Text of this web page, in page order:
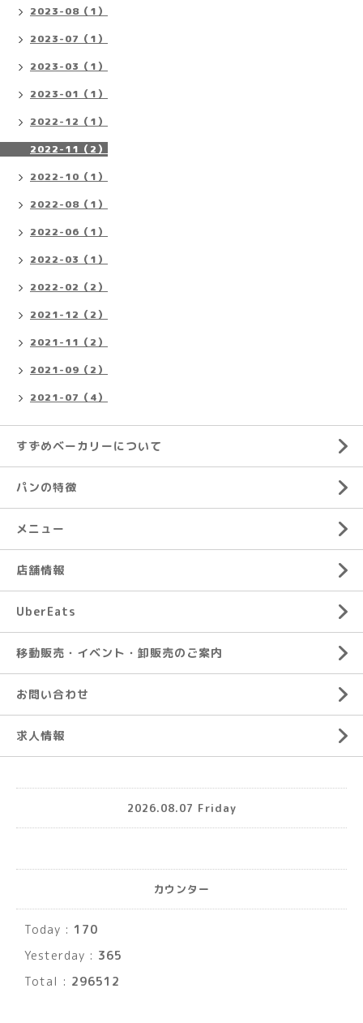
2023-08（1）
2023-07（1）
2023-03（1）
2023-01（1）
2022-12（1）
2022-11（2）
2022-10（1）
2022-08（1）
2022-06（1）
2022-03（1）
2022-02（2）
2021-12（2）
2021-11（2）
2021-09（2）
2021-07（4）
すずめベーカリーについて
パンの特徴
メニュー
店舗情報
UberEats
移動販売・イベント・卸販売のご案内
お問い合わせ
求人情報
2026.08.07 Friday
カウンター
Today : 170
Yesterday : 365
Total : 296512